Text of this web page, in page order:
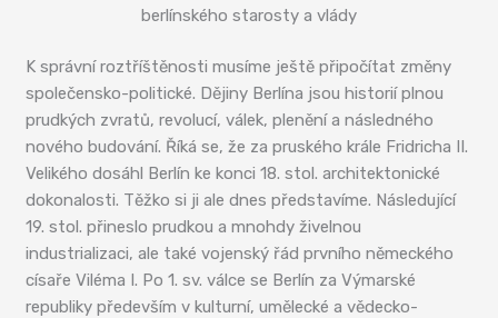
berlínského starosty a vlády
K správní roztříštěnosti musíme ještě připočítat změny
společensko-politické. Dějiny Berlína jsou historií plnou
prudkých zvratů, revolucí, válek, plenění a následného
nového budování. Říká se, že za pruského krále Fridricha II.
Velikého dosáhl Berlín ke konci 18. stol. architektonické
dokonalosti. Těžko si ji ale dnes představíme. Následující
19. stol. přineslo prudkou a mnohdy živelnou
industrializaci, ale také vojenský řád prvního německého
císaře Viléma I. Po 1. sv. válce se Berlín za Výmarské
republiky především v kulturní, umělecké a vědecko-